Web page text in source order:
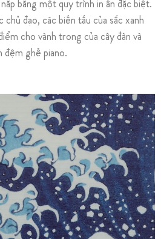
bằng một quy trình in ấn đặc biệt.
chủ đạo, các biến tấu của sắc xanh
cho vành trong của cây đàn và
đệm ghế piano.